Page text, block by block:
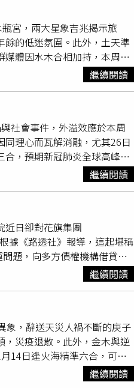
解地雷困境，順利轉危為
是春深雨過西湖好。 金牛座
番，能一呼百諾，引領眾人
晴日催花暖欲然。 雙子座 攜
洩，同理共情，聲色動人，
座 否極泰來最後衝刺波平不
順利實現，土火出相能稍微
花開堪折切莫錯過一展長
事，隨著火土出相，立地放
風垂手無為佳期已至，3月
宜調養身心，或是勘破心
本周天秤催動東風，滿月前
，助輕騎過關。偏財無，正財
，人情世故宛如鏡花水月，
爵。投資運奇佳。感情是畫
家戶或職場困境迎刃而解。
他千百度，單身射手情緣斐
利，以及所謂難調的人和。
。 水瓶座 前嫌盡棄休管他人
位佳，縈繞心頭或拖沓良久
魚座 擇善固執心比金堅精誠
避凶。守護星與水星再度相
春。約瑟夫的寶藏地圖：
宮，兩大星象吉兆揭示旅
餘的低迷氛圍。此外，土天準
體因水木合相加持，本周或
、神祕學，以及療癒經濟，將
本周或受投資人青睞。本周星
波折，船到橋頭自然直。偏
牛座品一卷京華煙雲鏡花水
。正財周末節節高升，偏財忌
積薄發，雙子告別2月守護星
。偏財低迷，感情是把握每
良好，放下執著、把握當下才
分巨蟹巧遇命定情緣。 獅子
，帶動風向最容易。周末日
。 處女座驀然回首闌珊處峰
工作連升兩級，憂煩不再。正
守護星巡遊雙魚，靠著換位
也佳，但留意口角與風俗差
間溝通卡關情事，隨春暖花開
偏財黯淡。感情是我若盛
德外功兼修、舌粲蓮花，表
摩羯座小心駛得萬年船用舍行
有耳。木水吉相加持正財，身
照，本周水瓶逢水星相位極
破財。感情是為卿消瘦終不
繼續閱讀
社會事件，外溢效應於本周
理心而瓦解消融，尤其26日
，預期新冠肺炎全球高峰已
圖新貌。娛樂新聞方面，或有
，投資人須有心理準備。本周
得自己撥弄，應明哲保身，
座斷捨才見真智慧撲朔迷
作進度有限，霧裡看花。金日
，雙子座本週運勢持平，不
情是不畏人言，部分雙子彼
愈勇，謙沖自牧，伯樂貴人聞
，相看兩歡。 獅子座心寬意
細節，以防3月初始，海王
處女座鳳凰安可棲低枝如夢初
處女又逢滿月，社交走跳不會
定輕舟過江山冉冉日升，天
以免來日後悔莫及。貴人運
繼續閱讀
近日卻對花旗集團
據《路透社》報導，這起堪稱
問題，向多方債權機構借貸，
利息，卻意外匯錯超過100倍金
錯誤要求這些債權機構還
億元）的款項。不過根據美
且完整的交易」將不會被撤
露華濃的債權人知道這是有
花旗發言人也回應，「我們
繼續閱讀
象，辭送天災人禍不斷的庚子
，災疫退散。此外，金木與逆
14日逢火海精準六合，可能
面，則因水星逆行，本年運輸
體產業備受矚目，投資人封關
繼續閱讀